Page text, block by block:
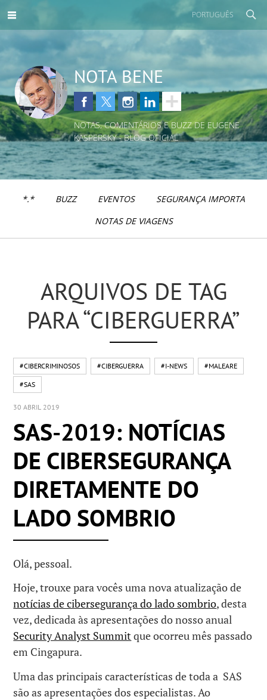
PORTUGUÊS
NOTA BENE
NOTAS, COMENTÁRIOS E BUZZ DE EUGENE
KASPERSKY - BLOG OFICIAL
*.* BUZZ EVENTOS
SEGURANÇA IMPORTA
NOTAS DE VIAGENS
ARQUIVOS DE TAG
PARA “CIBERGUERRA”
#CIBERCRIMINOSOS #CIBERGUERRA #I-NEWS #MALEARE
#SAS
30 ABRIL 2019
SAS-2019: NOTÍCIAS
DE CIBERSEGURANÇA
DIRETAMENTE DO
LADO SOMBRIO
Olá, pessoal.
Hoje, trouxe para vocês uma nova atualização de
notícias de cibersegurança do lado sombrio, desta
vez, dedicada às apresentações do nosso anual
Security Analyst Summitque ocorreu mês passado
em Cingapura.
Uma das principais características de toda a SAS
são as apresentações dos especialistas. Ao